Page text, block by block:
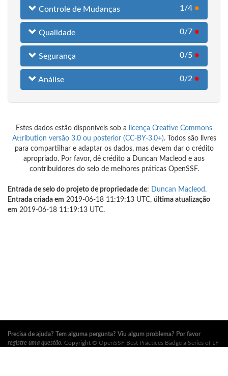
Controle de Mudanças 1/4 ●
Qualidade 0/7 ●
Segurança 0/5 ●
Análise 0/2 ●
Estes dados estão disponíveis sob a
licença Creative Commons
Attribution versão 3.0 ou posterior (CC-BY-3.0+). Todos são livres
para compartilhar e adaptar os dados, mas devem dar o crédito
apropriado. Por favor, dê crédito a Duncan Macleod e aos
contribuidores do selo de melhores práticas OpenSSF.
Entrada de selo do projeto de propriedade de: Duncan Macleod .
Entrada criada em 2019-06-18 11:19:13 UTC, última atualização
em 2019-06-18 11:19:13 UTC.
Precisa de ajuda? Tem alguma pergunta? Viu algum problema? Por favor
registre uma questão. Copyright © OpenSSF Best Practices Badge a Series of LF